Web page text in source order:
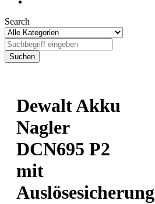
Search
Dewalt Akku
Nagler
DCN695 P2
mit
Auslösesicherung